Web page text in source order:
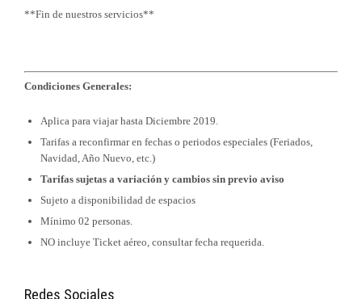
**Fin de nuestros servicios**
Condiciones Generales:
Aplica para viajar hasta Diciembre 2019.
Tarifas a reconfirmar en fechas o periodos especiales (Feriados,
Navidad, Año Nuevo, etc.)
Tarifas sujetas a variación y cambios sin previo aviso
Sujeto a disponibilidad de espacios
Mínimo 02 personas.
NO incluye Ticket aéreo, consultar fecha requerida.
Redes Sociales